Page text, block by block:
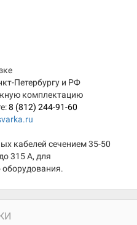
Петербургу и РФ
комплектацию
8 (812) 244-91-60
кабелей сечением 35-50
315 А, для
оборудования.